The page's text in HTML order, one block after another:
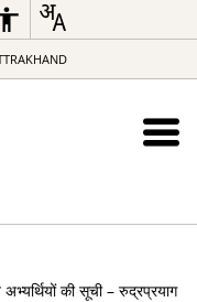
की सूची – रुद्रप्रयाग